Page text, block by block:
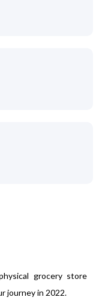
grocery store
journey in 2022.